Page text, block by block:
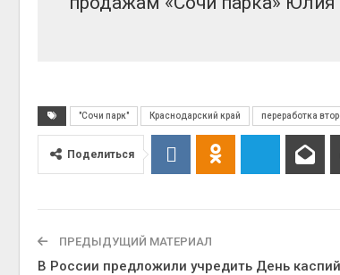
"Сочи парк" Краснодарский край переработка
Поделиться
ПРЕДЫДУЩИЙ МАТЕРИАЛ
В России предложили учредить День